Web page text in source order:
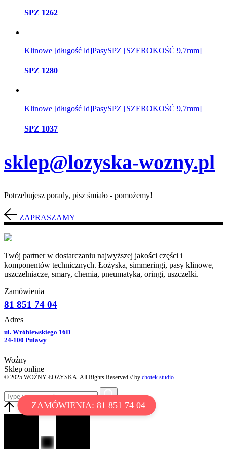
ZAMÓWIENIA: 81 851 74 04
SPZ 1262
Klinowe [długość ld]PasySPZ [SZEROKOŚĆ 9,7mm]
SPZ 1280
Klinowe [długość ld]PasySPZ [SZEROKOŚĆ 9,7mm]
SPZ 1037
sklep@lozyska-wozny.pl
Potrzebujesz porady, pisz śmiało - pomożemy!
ZAPRASZAMY
Twój partner w dostarczaniu najwyższej jakości części i
komponentów technicznych. Łożyska, simmeringi, pasy klinowe,
uszczelniacze, smary, chemia, pneumatyka, oringi, uszczelki.
Zamówienia
81 851 74 04
Adres
ul. Wróblewskiego 16D
24-100 Puławy
Woźny
Sklep online
© 2025 WOŹNY ŁOŻYSKA. All Rights Reserved // by chotek studio